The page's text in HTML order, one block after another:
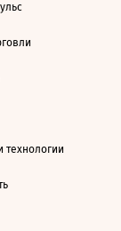
технологии